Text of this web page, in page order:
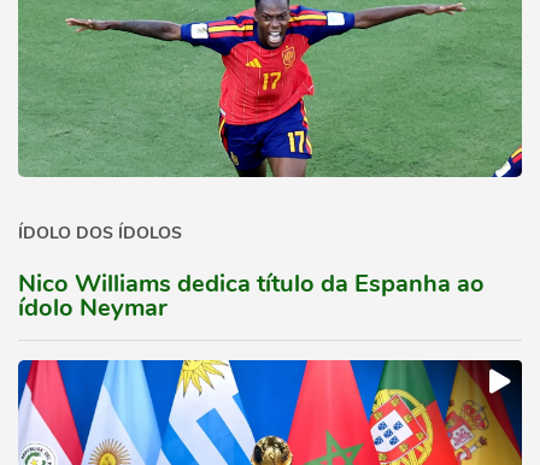
ÍDOLO DOS ÍDOLOS
Nico Williams dedica título da Espanha ao
ídolo Neymar